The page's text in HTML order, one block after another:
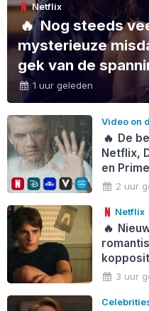
Netflix
🔥Nog steeds
mysterieuze
gek van de
1 uur geleden
Video on
🔥 De
Netflix,
en
2 uur
Netflix
🔥
3 uur